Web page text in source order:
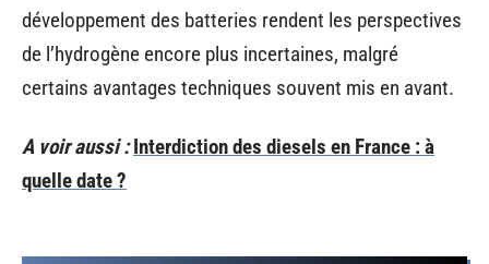
développement des batteries rendent les perspectives
de l’hydrogène encore plus incertaines, malgré
certains avantages techniques souvent mis en avant.
A voir aussi : Interdiction des diesels en France : à
quelle date ?